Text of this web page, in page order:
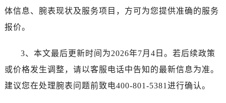
体信息、腕表现状及服务项目，方可为您提供准确的服务
报价。
3、本文最后更新时间为2026年7月4日。若后续政策
或价格发生调整，请以客服电话中告知的最新信息为准。
建议您在处理腕表问题前致电400-801-5381进行确认。